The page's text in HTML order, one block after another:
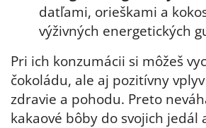
datľami, orieškami a
výživných energetických
Pri ich konzumácii si môžeš
čokoládu, ale aj pozitívny
zdravie a pohodu. Preto
kakaové bôby do svojich jedál